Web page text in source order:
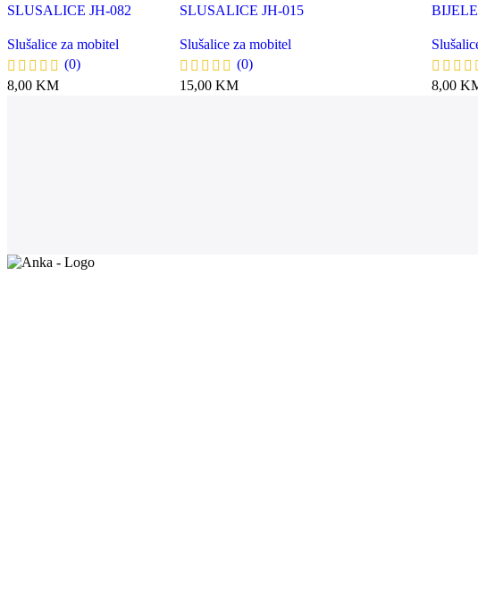
SLUSALICE JH-082
Slušalice za mobitel
(0)
8,00 KM
SLUSALICE JH-015
Slušalice za mobitel
(0)
15,00KM
8,00